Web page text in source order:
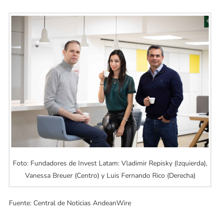
Foto: Fundadores de Invest Latam: Vladimir Repisky (Izquierda),
Vanessa Breuer (Centro) y Luis Fernando Rico (Derecha)
Fuente: Central de Noticias AndeanWire